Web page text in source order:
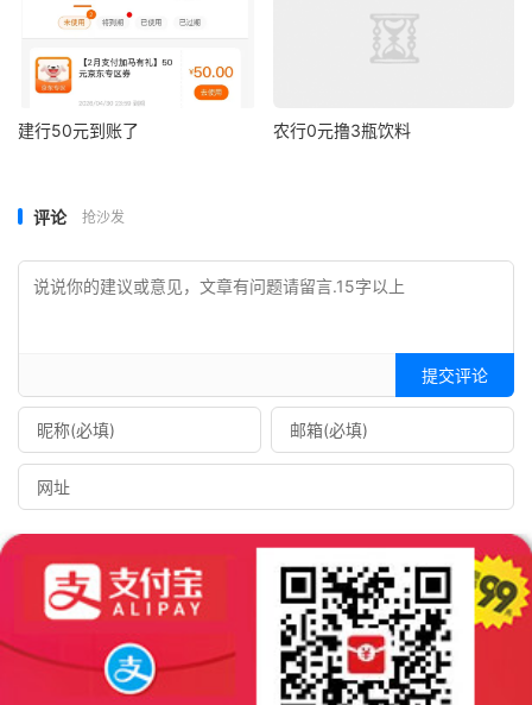
建行50元到账了 农行0元撸3瓶饮料
评论 抢沙发
提交评论